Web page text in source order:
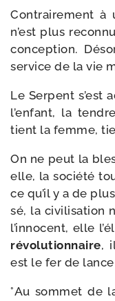
Contrairement à
n’est plus
concep­tion.
ser­vice de la vie
Le Serpent s’est
l’enfant, la
tient la femme,
On ne peut la
elle, la socié­té
ce qu’il y a de
sé, la civi­li­sa­tion
l’innocent, elle
révo­lu­tion­naire,
est le fer de
°Au som­met de